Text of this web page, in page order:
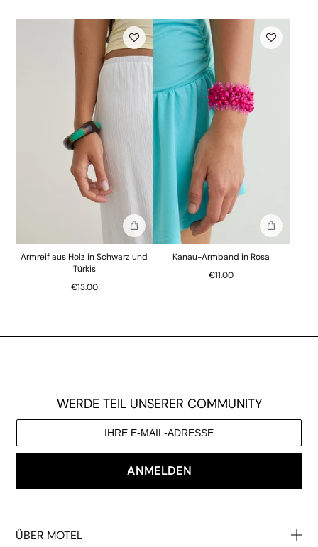
In die Tasche stecken
Armreif aus Holz in Schwarz und
Türkis
€13.00
In die
Kanau-Armband in Rosa
€11.00
WERDE TEIL UNSERER COMMUNITY
ANMELDEN
ÜBER MOTEL